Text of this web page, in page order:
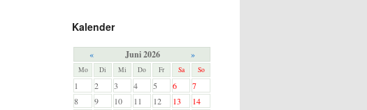
Kalender
« Juni 2026 »
Mo Di Mi Do Fr Sa So
1 2 3 4 5 6
7
8
9 10 11 12 13
14